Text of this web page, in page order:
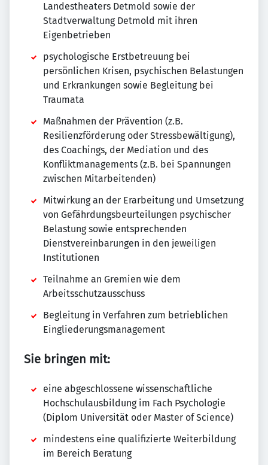
Landestheaters Detmold sowie der
Stadtverwaltung Detmold mit ihren
Eigenbetrieben
psychologische Erstbetreuung bei
persönlichen Krisen, psychischen Belastungen
und Erkrankungen sowie Begleitung bei
Traumata
Maßnahmen der Prävention (z.B.
Resilienzförderung oder Stressbewältigung),
des Coachings, der Mediation und des
Konfliktmanagements (z.B. bei Spannungen
zwischen Mitarbeitenden)
Mitwirkung an der Erarbeitung und Umsetzung
von Gefährdungsbeurteilungen psychischer
Belastung sowie entsprechenden
Dienstvereinbarungen in den jeweiligen
Institutionen
Teilnahme an Gremien wie dem
Arbeitsschutzausschuss
Begleitung in Verfahren zum betrieblichen
Eingliederungsmanagement
Sie bringen mit:
eine abgeschlossene wissenschaftliche
Hochschulausbildung im Fach Psychologie
(Diplom Universität oder Master of Science)
mindestens eine qualifizierte Weiterbildung
im Bereich Beratung